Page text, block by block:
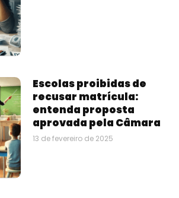
Escolas proibidas de
recusar matrícula:
entenda proposta
aprovada pela Câmara
13 de fevereiro de 2025